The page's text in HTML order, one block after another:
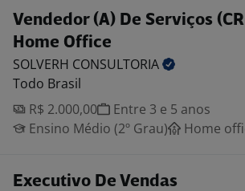
Vendedor (A) De Serviços
Home Office
SOLVERH CONSULTORIA
Todo Brasil
R$ 2.000,00
Entre 3 e 5 anos
Ensino Médio (2º Grau)
Home
Executivo De Vendas